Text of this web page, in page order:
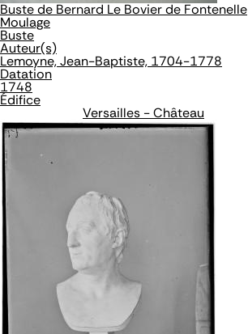
Buste de Bernard Le Bovier de Fontenelle
Moulage
Buste
Auteur(s)
Lemoyne, Jean-Baptiste, 1704-1778
Datation
1748
Édifice
Versailles - Château